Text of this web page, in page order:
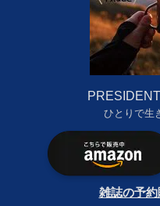
ひとりで生
雑誌の予